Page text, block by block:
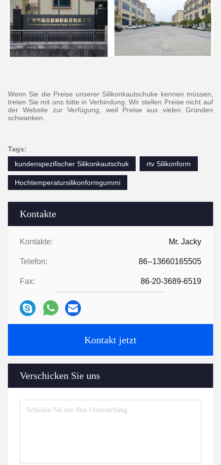
Kontakte
Kontakte: Mr. Jacky
Telefon: 86--13660165505
Fax: 86-20-3689-6519
Kontakt jetzt
Verschicken Sie uns
Wenn Sie die Preise unserer Silikonkautschuke kennen müssen,
treten Sie mit uns bitte in Verbindung. Wir stellen Preise nicht auf
der Website zur Verfügung, weil Preise aus vielen Gründen
schwanken.
Tags:
kundenspezifischer Silikonkautschuk
rtv Silikonform
Hochtemperatursilikonformgummi